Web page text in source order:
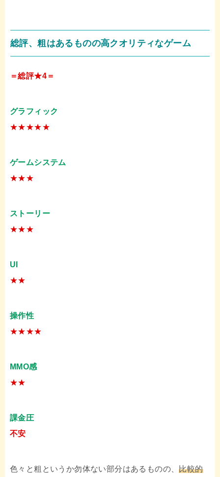
総評、粗はあるものの高クオリティなゲーム
＝総評★4＝
グラフィック
★★★★★
ゲームシステム
★★★
ストーリー
★★★
UI
★★
操作性
★★★★
MMO感
★★
課金圧
不安
色々と粗というか勿体ない部分はあるものの、比較的